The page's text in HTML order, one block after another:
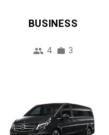
BUSINESS
4 3